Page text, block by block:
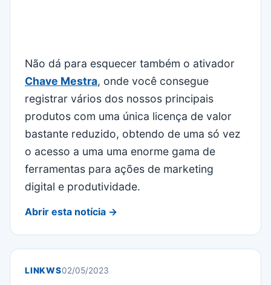
Não dá para esquecer também o ativador
Chave Mestra, onde você consegue
registrar vários dos nossos principais
produtos com uma única licença de valor
bastante reduzido, obtendo de uma só vez
o acesso a uma uma enorme gama de
ferramentas para ações de marketing
digital e produtividade.
Abrir esta notícia →
LINKWS02/05/2023